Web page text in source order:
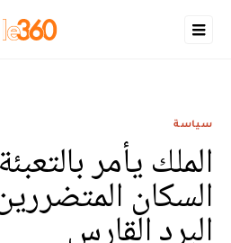
سياسة
الملك يأمر
السكان
البرد القارس